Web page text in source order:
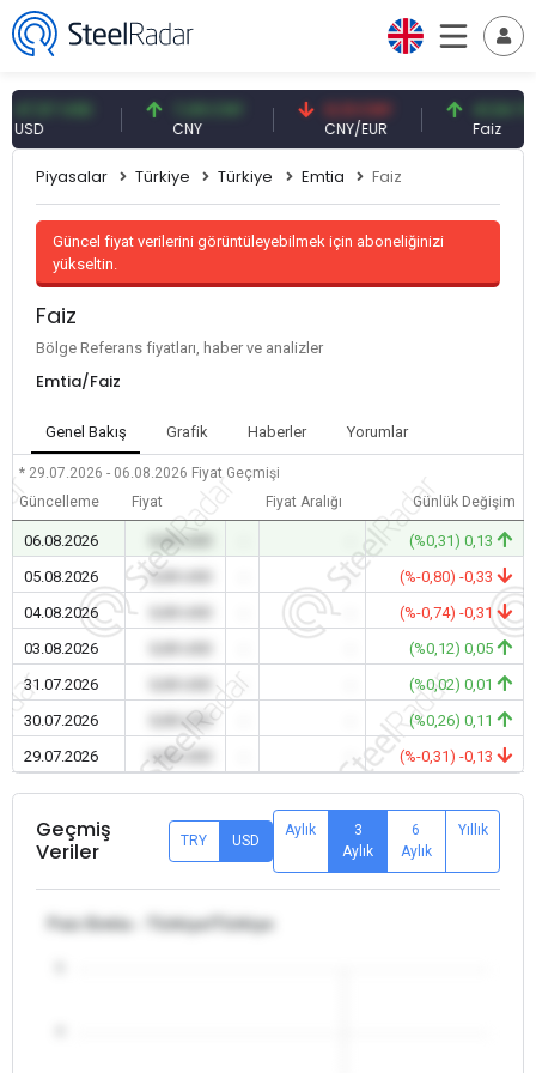
7,09 CNY
CNY
0,13 CNY
CNY/EUR
41,54 TRY
Faiz
Piyasalar Türkiye Türkiye Emtia Faiz
Güncel fiyat verilerini görüntüleyebilmek için aboneliğinizi
yükseltin.
Faiz
Bölge Referans fiyatları, haber ve analizler
Emtia/Faiz
Genel Bakış Grafik Haberler Yorumlar
* 29.07.2026 - 06.08.2026 Fiyat Geçmişi
Güncelleme
Fiyat Fiyat Aralığı Günlük Değişim
06.08.2026 0,00 USD
(%0,31) 0,13
05.08.2026
0,00 USD -
(%-0,80) -0,33
04.08.2026
(%-0,74) -0,31
03.08.2026
(%0,12) 0,05
31.07.2026
(%0,02) 0,01
30.07.2026
0,00 USD
(%0,26) 0,11
29.07.2026
0,00 USD (%-0,31) -0,13
Geçmiş
Veriler
TRY USD
Aylık
3
Aylık
6
Aylık
Yıllık
Faiz Emtia - Türkiye/Türkiye